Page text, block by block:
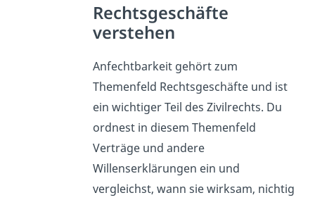
Rechtsgeschäfte
verstehen
Anfechtbarkeit gehört zum
Themenfeld Rechtsgeschäfte und ist
ein wichtiger Teil des Zivilrechts. Du
ordnest in diesem Themenfeld
Verträge und andere
Willenserklärungen ein und
vergleichst, wann sie wirksam, nichtig